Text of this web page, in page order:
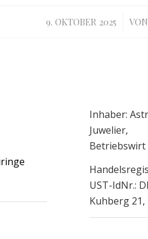
9. OKTOBER 2025
/
Inhaber:
Juwelier,
Betriebswirt
UST-IdNr.:
Kuhberg